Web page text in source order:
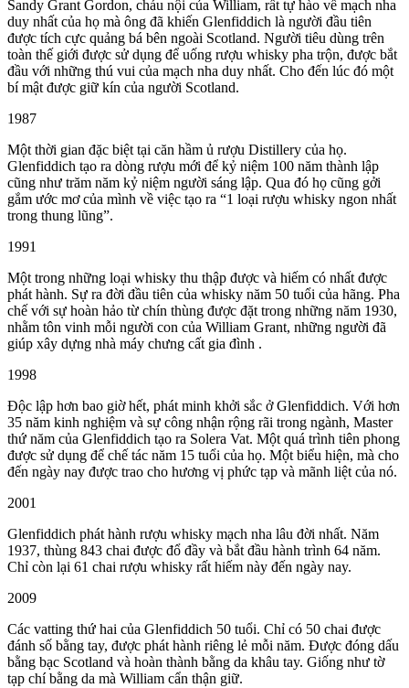
Sandy Grant Gordon, cháu nội của William, rất tự hào về mạch nha
duy nhất của họ mà ông đã khiến Glenfiddich là người đầu tiên
được tích cực quảng bá bên ngoài Scotland. Người tiêu dùng trên
toàn thế giới được sử dụng để uống rượu whisky pha trộn, được bắt
đầu với những thú vui của mạch nha duy nhất. Cho đến lúc đó một
bí mật được giữ kín của người Scotland.
1987
Một thời gian đặc biệt tại căn hầm ủ rượu Distillery của họ.
Glenfiddich tạo ra dòng rượu mới để kỷ niệm 100 năm thành lập
cũng như trăm năm kỷ niệm người sáng lập. Qua đó họ cũng gởi
gắm ước mơ của mình về việc tạo ra “1 loại rượu whisky ngon nhất
trong thung lũng”.
1991
Một trong những loại whisky thu thập được và hiếm có nhất được
phát hành. Sự ra đời đầu tiên của whisky năm 50 tuổi của hãng. Pha
chế với sự hoàn hảo từ chín thùng được đặt trong những năm 1930,
nhằm tôn vinh mỗi người con của William Grant, những người đã
giúp xây dựng nhà máy chưng cất gia đình .
1998
Độc lập hơn bao giờ hết, phát minh khởi sắc ở Glenfiddich. Với hơn
35 năm kinh nghiệm và sự công nhận rộng rãi trong ngành, Master
thứ năm của Glenfiddich tạo ra Solera Vat. Một quá trình tiên phong
được sử dụng để chế tác năm 15 tuổi của họ. Một biểu hiện, mà cho
đến ngày nay được trao cho hương vị phức tạp và mãnh liệt của nó.
2001
Glenfiddich phát hành rượu whisky mạch nha lâu đời nhất. Năm
1937, thùng 843 chai được đổ đầy và bắt đầu hành trình 64 năm.
Chỉ còn lại 61 chai rượu whisky rất hiếm này đến ngày nay.
2009
Các vatting thứ hai của Glenfiddich 50 tuổi. Chỉ có 50 chai được
đánh số bằng tay, được phát hành riêng lẻ mỗi năm. Được đóng dấu
bằng bạc Scotland và hoàn thành bằng da khâu tay. Giống như tờ
tạp chí bằng da mà William cẩn thận giữ.